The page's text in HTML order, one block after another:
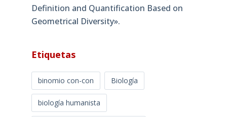
Definition and Quantification Based on
Geometrical Diversity»​.
Etiquetas
binomio con-con Biología
biología humanista